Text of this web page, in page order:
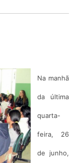
Na manhã
da última
quarta-
feira, 26
de junho,